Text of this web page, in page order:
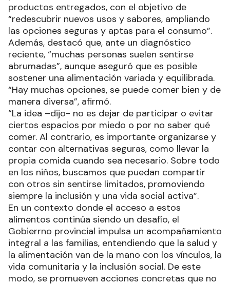
productos entregados, con el objetivo de
“redescubrir nuevos usos y sabores, ampliando
las opciones seguras y aptas para el consumo”.
Además, destacó que, ante un diagnóstico
reciente, “muchas personas suelen sentirse
abrumadas”, aunque aseguró que es posible
sostener una alimentación variada y equilibrada.
“Hay muchas opciones, se puede comer bien y de
manera diversa”, afirmó.
“La idea –dijo- no es dejar de participar o evitar
ciertos espacios por miedo o por no saber qué
comer. Al contrario, es importante organizarse y
contar con alternativas seguras, como llevar la
propia comida cuando sea necesario. Sobre todo
en los niños, buscamos que puedan compartir
con otros sin sentirse limitados, promoviendo
siempre la inclusión y una vida social activa”.
En un contexto donde el acceso a estos
alimentos continúa siendo un desafío, el
Gobierrno provincial impulsa un acompañamiento
integral a las familias, entendiendo que la salud y
la alimentación van de la mano con los vínculos, la
vida comunitaria y la inclusión social. De este
modo, se promueven acciones concretas que no